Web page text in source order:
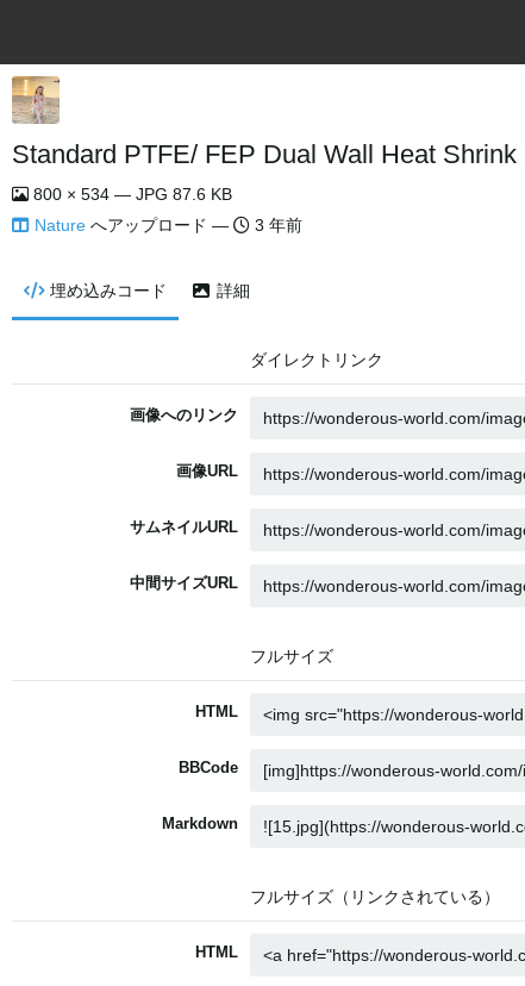
Standard PTFE/ FEP Dual Wall Heat Shrink
800 × 534 — JPG 87.6 KB
Nature へアップロード — 3 年前
埋め込みコード 詳細
ダイレクトリンク
画像へのリンク
画像URL
サムネイルURL
中間サイズURL
フルサイズ
HTML
BBCode
Markdown
フルサイズ（リンクされている）
HTML